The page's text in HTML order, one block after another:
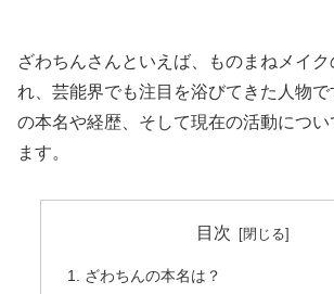
ざわちんさんといえば、ものまねメイ
れ、芸能界でも注目を浴びてきた人物
の本名や経歴、そして現在の活動につ
ます。
目次
ざわちんの本名は？